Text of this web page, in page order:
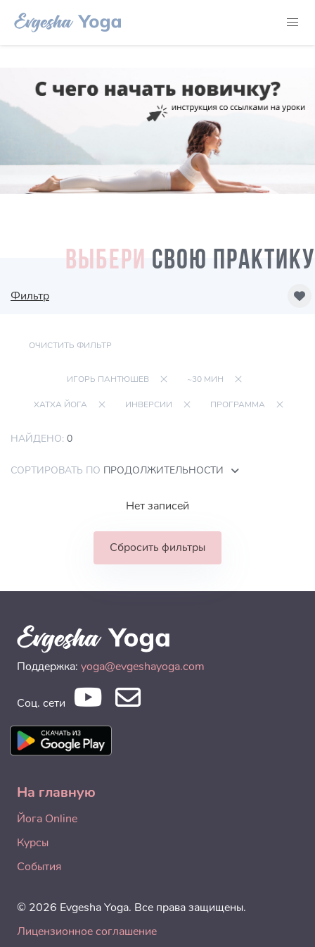
ВЫБЕРИ СВОЮ ПРАКТИКУ
Фильтр
ОЧИСТИТЬ ФИЛЬТР
ИГОРЬ ПАНТЮШЕВ ~30 МИН
ХАТХА ЙОГА ИНВЕРСИИ ПРОГРАММА
НАЙДЕНО: 0
СОРТИРОВАТЬ ПО ПРОДОЛЖИТЕЛЬНОСТИ
Нет записей
Сбросить фильтры
Поддержка: yoga@evgeshayoga.com
Соц. сети
На главную
Йога Online
Курсы
События
© 2026 Evgesha Yoga. Все права защищены.
Лицензионное соглашение